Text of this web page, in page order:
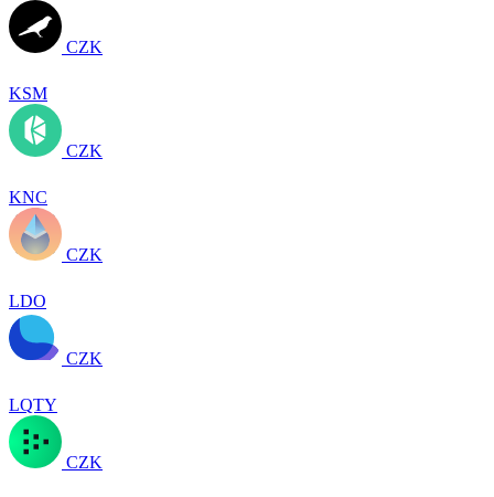
CZK
KSM
CZK
KNC
CZK
LDO
CZK
LQTY
CZK